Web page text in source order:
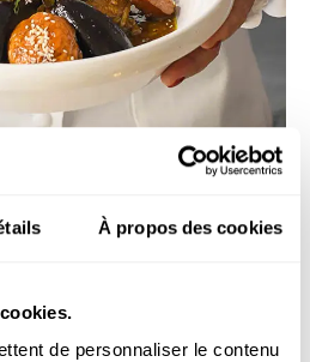
À propos des cookies
de personnaliser le contenu
REQUEST